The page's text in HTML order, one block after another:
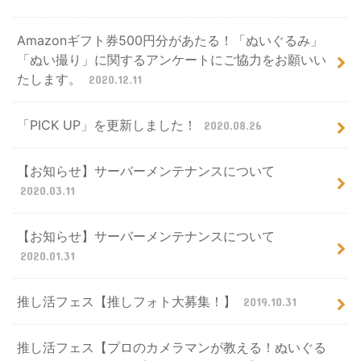
Amazonギフト券500円分があたる！「ぬいぐるみ」
「ぬい撮り」に関するアンケートにご協力をお願いい
たします。
2020.12.11
「PICK UP」を更新しました！ 2020.08.26
【お知らせ】サーバーメンテナンスについて
2020.03.11
【お知らせ】サーバーメンテナンスについて
2020.01.31
推し活フェス【推しフォト大募集！】 2019.10.31
推し活フェス【プロのカメラマンが教える！ぬいぐる